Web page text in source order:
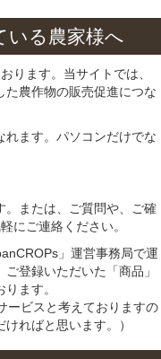
いる 農家様へ
ります。当サイトでは、
た農作物の販売促進につな
れます。パソコンだけでな
。または、ご質問や、ご確
にご連絡ください。
」運営事務局で運
登録いただいた「商品」
ます。
ービスと考えておりますの
ればと思います。）